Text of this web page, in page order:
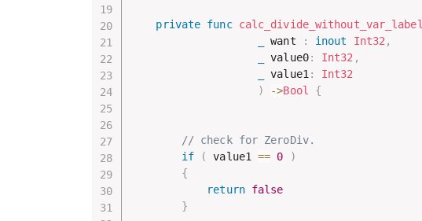
private func calc_divide_without_var_label
want : inout Int32 ,
value0: Int32 ,
value1 :
Int32
)
->Bool {
// check for ZeroDiv.
if
( value1 == 0
)
{
return false
}